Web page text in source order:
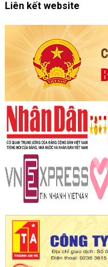
Liên kết website